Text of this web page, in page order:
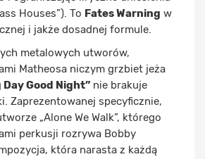
Houses”). To Fates Warning w
i jakże dosadnej formule.
metalowych utworów,
Matheosa niczym grzbiet jeża
Day Good Night” nie brakuje
Zaprezentowanej specyficznie,
„Alone We Walk”, którego
perkusji rozrywa Bobby
która narasta z każdą